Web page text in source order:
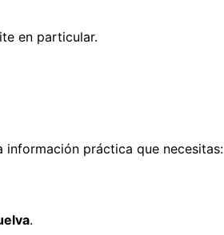
en particular.
información práctica que necesitas:
.